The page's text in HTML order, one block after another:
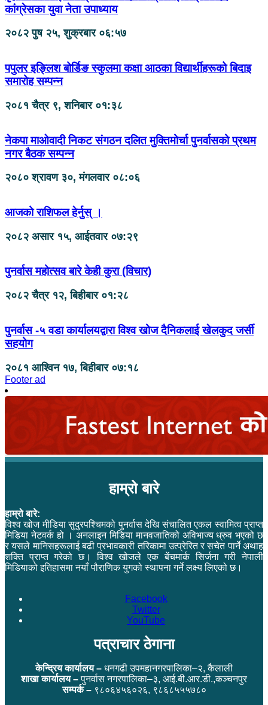
कांग्रेसका युवा नेता उपाध्याय
२०८२ पुष २५, शुक्रबार ०६:५७
पपुलर इङ्लिश बोर्डिङ स्कुलमा कक्षा आठका विद्यार्थीहरूको बिदाइ
समारोह सम्पन्न
२०८१ चैत्र ९, शनिबार ०१:३८
नेकपा माओवादी निकट संगठन दलित मुक्तिमोर्चा पुनर्वासको प्रथम
नगर बैठक सम्पन्न
२०८० श्रावण ३०, मंगलवार ०८:०६
आजको राशिफल हेर्नुस् ।
२०८२ असार १५, आईतवार ०७:२९
पुनर्वास महोत्सव बारे केही कुरा (विचार)
२०८२ चैत्र १२, बिहीबार ०१:२८
पुनर्वास -५ वडा कार्यालयद्वारा विश्व खोज दैनिकलाई खेलकुद जर्सी
सहयोग
२०८१ आश्विन १७, बिहीबार ०७:१८
Footer ad
हाम्रो बारे
हाम्रो बारे:
विश्व खोज मीडिया सुदुरपश्चिमको पुनर्वास देखि संचालित एकल स्वामित्व प्राप्त
मिडिया नेटवर्क हो । अनलाइन मिडिया मानवजातिको अविभाज्य ध्रुव भएको छ
र यसले मानिसहरूलाई बढी प्रभावकारी तरिकामा उत्प्रेरित र सचेत पार्ने अथाह
शक्ति प्राप्त गरेको छ। विश्व खोजले एक बेंचमार्क सिर्जना गरी नेपाली
मिडियाको इतिहासमा नयाँ पौराणिक युगको स्थापना गर्ने लक्ष्य लिएको छ।
Facebook
Twitter
YouTube
पत्राचार ठेगाना
केन्द्रिय कार्यालय – धनगढी उपमहानगरपालिका–२, कैलाली
शाखा कार्यालय –पुनर्वास नगरपालिका–३, आई.बी.आर.डी.,कञ्चनपुर
सम्पर्क –९८०६४५६०२६, ९८६८५५५७८०